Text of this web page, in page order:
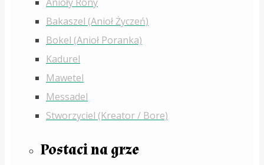
Anioły Rony
Bakaszel (Anioł Życzeń)
Bokel (Anioł Poranka)
Kadurel
Mawetel
Messadel
Stworzyciel (Kreator / Bore)
Postaci na grze